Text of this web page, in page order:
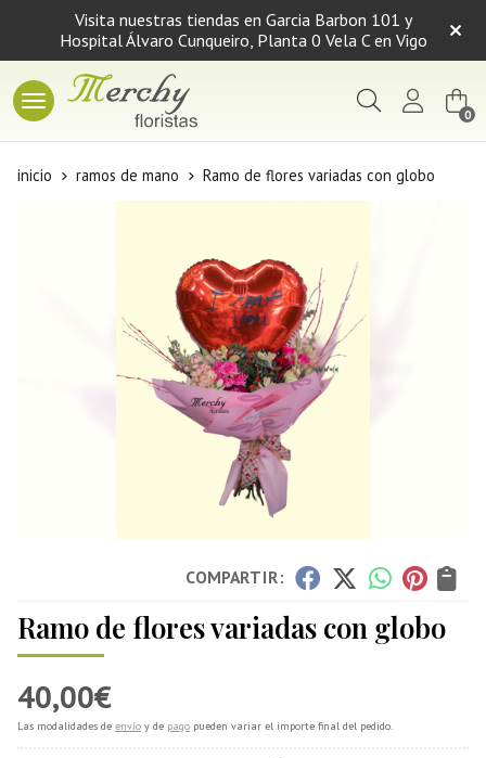
Visita nuestras tiendas en Garcia Barbon 101 y
Hospital Álvaro Cunqueiro, Planta 0 Vela C en Vigo
Buscar 0
inicio ramos de mano Ramo de flores variadas con globo
COMPARTIR:
Ramo de flores variadas con globo
40,00€
Las modalidades de envío y de pago pueden variar el importe final del pedido.